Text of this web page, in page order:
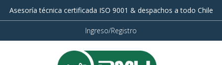
Asesoría técnica certificada ISO 9001 & despachos a todo Chile
Ingreso/Registro